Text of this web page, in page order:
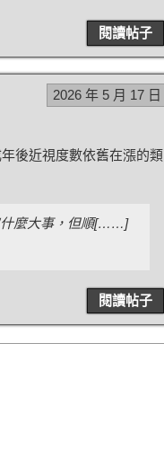
閱讀帖子
2026 年 5 月 17 日
後近視度數依舊在漲的類
什麼大事，但順[……]
閱讀帖子